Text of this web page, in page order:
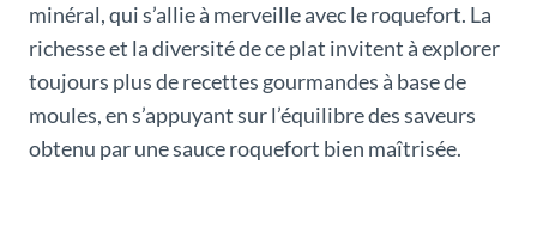
minéral, qui s’allie à merveille avec le roquefort. La
richesse et la diversité de ce plat invitent à explorer
toujours plus de recettes gourmandes à base de
moules, en s’appuyant sur l’équilibre des saveurs
obtenu par une sauce roquefort bien maîtrisée.